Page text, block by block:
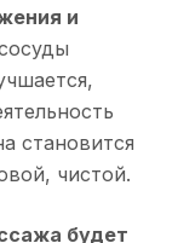
и
становится
чистой.
будет